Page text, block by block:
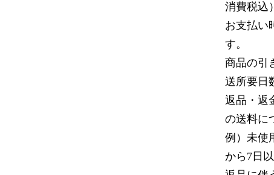
消費税込
お支払い
す。
商品の引
送所要日
返品・返
の送料に
例）未使
から7日